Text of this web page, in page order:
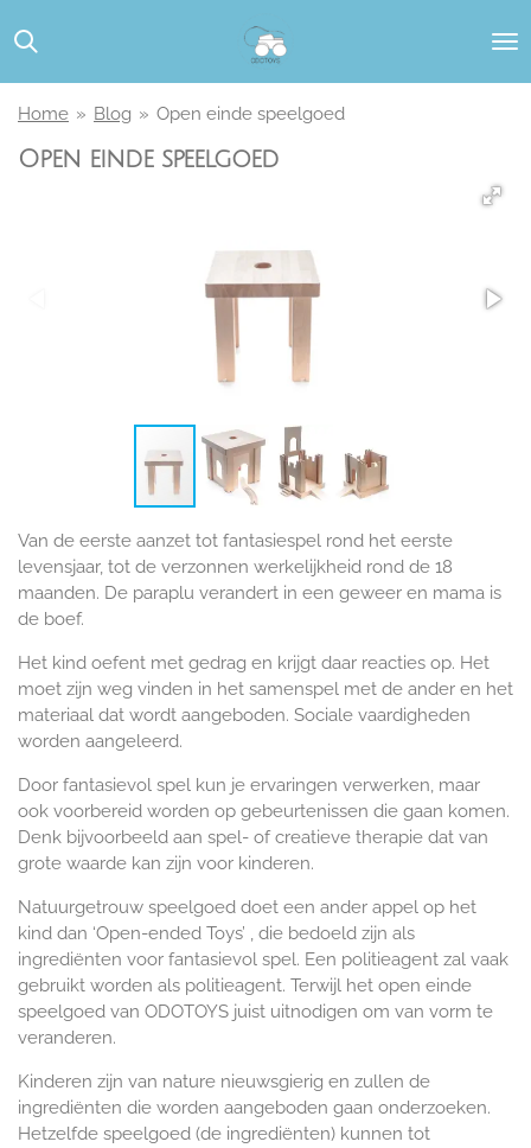
direct
hoofdinhoud
Home » Blog » Open einde speelgoed
Open einde speelgoed
Van de eerste aanzet tot fantasiespel rond het eerste
levensjaar, tot de verzonnen werkelijkheid rond de 18
maanden. De paraplu verandert in een geweer en mama is
de boef.
Het kind oefent met gedrag en krijgt daar reacties op. Het
moet zijn weg vinden in het samenspel met de ander en het
materiaal dat wordt aangeboden. Sociale vaardigheden
worden aangeleerd.
Door fantasievol spel kun je ervaringen verwerken, maar
ook voorbereid worden op gebeurtenissen die gaan komen.
Denk bijvoorbeeld aan spel- of creatieve therapie dat van
grote waarde kan zijn voor kinderen.
Natuurgetrouw speelgoed doet een ander appel op het
kind dan ‘Open-ended Toys’ , die bedoeld zijn als
ingrediënten voor fantasievol spel. Een politieagent zal vaak
gebruikt worden als politieagent. Terwijl het open einde
speelgoed van ODOTOYS juist uitnodigen om van vorm te
veranderen.
Kinderen zijn van nature nieuwsgierig en zullen de
ingrediënten die worden aangeboden gaan onderzoeken.
Hetzelfde speelgoed (de ingrediënten) kunnen tot